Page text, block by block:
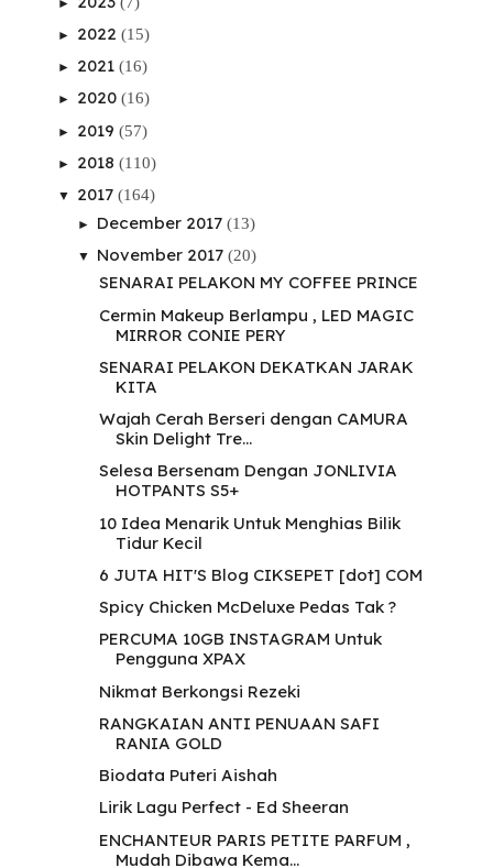
► 2022 (15)
► 2021 (16)
► 2020 (16)
► 2019 (57)
► 2018 (110)
▼ 2017 (164)
► December 2017 (13)
▼ November 2017 (20)
SENARAI PELAKON MY COFFEE PRINCE
Cermin Makeup Berlampu , LED MAGIC
MIRROR CONIE PERY
SENARAI PELAKON DEKATKAN JARAK
KITA
Wajah Cerah Berseri dengan CAMURA
Skin Delight Tre...
Selesa Bersenam Dengan JONLIVIA
HOTPANTS S5+
10 Idea Menarik Untuk Menghias Bilik
Tidur Kecil
6 JUTA HIT'S Blog CIKSEPET [dot] COM
Spicy Chicken McDeluxe Pedas Tak ?
PERCUMA 10GB INSTAGRAM Untuk
Pengguna XPAX
Nikmat Berkongsi Rezeki
RANGKAIAN ANTI PENUAAN SAFI
RANIA GOLD
Biodata Puteri Aishah
Lirik Lagu Perfect - Ed Sheeran
ENCHANTEUR PARIS PETITE PARFUM ,
Mudah Dibawa Kema...